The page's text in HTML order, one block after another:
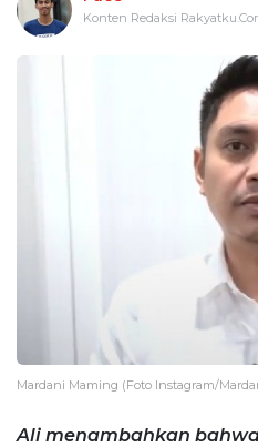
Konten Redaksi
Mardani Maming (Foto Instagram/
Ali menambahkan